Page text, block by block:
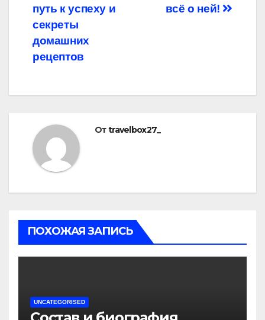
всё о ней!
путь к успеху и
секреты
домашних
рецептов
Отtravelbox27_
ПОХОЖАЯ ЗАПИСЬ
UNCATEGORISED